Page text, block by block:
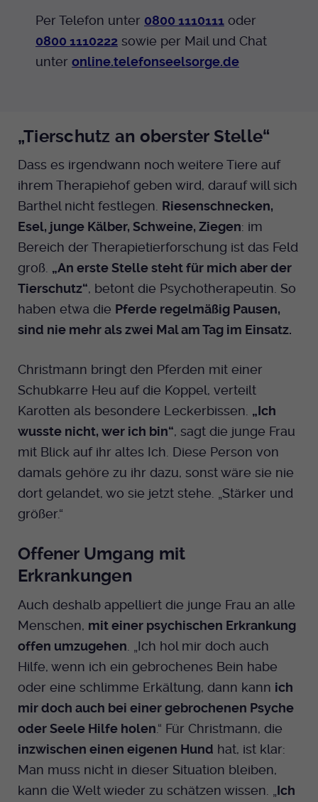
Per Telefon unter 0800 1110111 oder
0800 1110222 sowie per Mail und Chat
unter online.telefonseelsorge.de
„Tierschutz an oberster Stelle“
Dass es irgendwann noch weitere Tiere auf
ihrem Therapiehof geben wird, darauf will sich
Barthel nicht festlegen. Riesenschnecken,
Esel, junge Kälber, Schweine, Ziegen: im
Bereich der Therapietierforschung ist das Feld
groß. „An erste Stelle steht für mich aber der
Tierschutz“, betont die Psychotherapeutin. So
haben etwa die Pferde regelmäßig Pausen,
sind nie mehr als zwei Mal am Tag im Einsatz.
Christmann bringt den Pferden mit einer
Schubkarre Heu auf die Koppel, verteilt
Karotten als besondere Leckerbissen. „Ich
wusste nicht, wer ich bin“, sagt die junge Frau
mit Blick auf ihr altes Ich. Diese Person von
damals gehöre zu ihr dazu, sonst wäre sie nie
dort gelandet, wo sie jetzt stehe. „Stärker und
größer.“
Offener Umgang mit
Erkrankungen
Auch deshalb appelliert die junge Frau an alle
Menschen, mit einer psychischen Erkrankung
offen umzugehen . „Ich hol mir doch auch
Hilfe, wenn ich ein gebrochenes Bein habe
oder eine schlimme Erkältung, dann kann ich
mir doch auch bei einer gebrochenen Psyche
oder Seele Hilfe holen.“ Für Christmann, die
inzwischen einen eigenen Hund hat, ist klar:
Man muss nicht in dieser Situation bleiben,
kann die Welt wieder zu schätzen wissen. „ Ich